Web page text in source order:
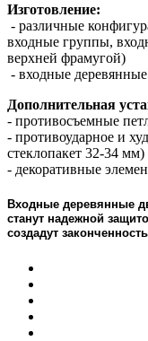
Изготовление:
- различные
входные группы,
верхней фрамугой)
- входные
Дополнительная
- противосъемные
- противоударное и
стеклопакет 32-34 мм)
- декоративные
Входные деревянные
станут надежной
создадут